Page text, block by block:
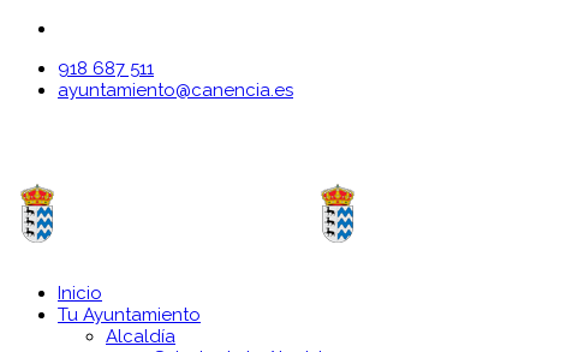
918 687 511
ayuntamiento@canencia.es
Inicio
Tu Ayuntamiento
Alcaldía